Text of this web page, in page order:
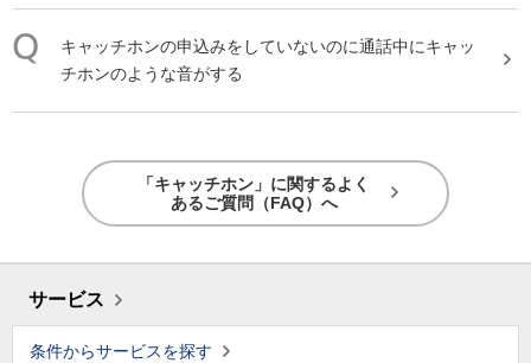
キャッチホンの申込みをしていないのに通話中にキャッ
チホンのような音がする
「キャッチホン」に関するよく
あるご質問（FAQ）へ
サービス
条件からサービスを探す